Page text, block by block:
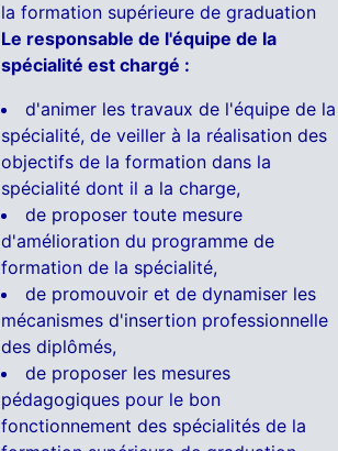
la formation supérieure de graduation
Le responsable de l'équipe de la
spécialité est chargé :
d'animer les travaux de l'équipe de la
spécialité, de veiller à la réalisation des
objectifs de la formation dans la
spécialité dont il a la charge,
de proposer toute mesure
d'amélioration du programme de
formation de la spécialité,
de promouvoir et de dynamiser les
mécanismes d'insertion professionnelle
des diplômés,
de proposer les mesures
pédagogiques pour le bon
fonctionnement des spécialités de la